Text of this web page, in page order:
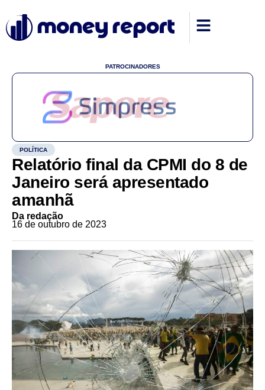
PATROCINADORES
POLÍTICA
Relatório final da CPMI do 8 de
Janeiro será apresentado
amanhã
Da redação
16 de outubro de 2023